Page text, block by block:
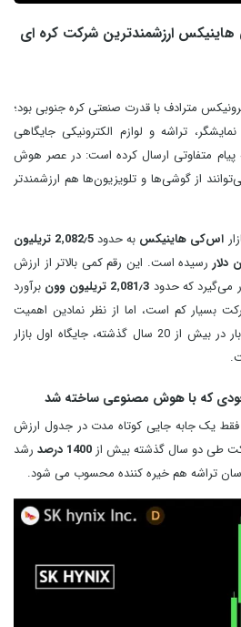
هاینیکس ارزشمندترین شرکت کره‌ ای
مترادف با قدرت صنعتی کره جنوبی بود؛
تراشه و لوازم الکترونیکی جایگاهی
پیام متفاوتی ارسال کرده است: در عصر هوش
از گوشی‌ها و تلویزیون‌ها هم ارزشمندتر
اس‌کی هاینیکس به حدود
2٬082٫5 تریلیون
رسیده است. این رقم کمی بالاتر از ارزش
می‌گیرد که حدود 2٬081٫3 تریلیون وون
برآورد
بسیار کم است، اما از نظر نمادین اهمیت
زیادی دارد؛ چون برای نخستین‌بار در بیش از 20 سال گذشته، جایگاه اول بازار
یک جابه‌ جایی کوتاه‌ مدت در جدول ارزش
طی دو سال گذشته بیش از 1400 درصد
رشد
تراشه هم خیره‌ کننده محسوب می شود.